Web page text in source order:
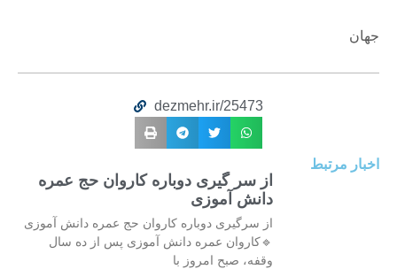
جهان
dezmehr.ir/25473
اخبار مرتبط
از سر گیری دوباره کاروان حج عمره
دانش آموزی
از سرگیری دوباره کاروان حج عمره دانش آموزی
🔹کاروان عمره دانش آموزی پس از ده سال
وقفه، صبح امروز با